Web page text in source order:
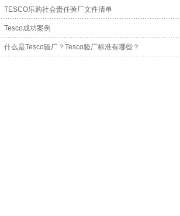
TESCO乐购社会责任验厂文件清单
Tesco成功案例
什么是Tesco验厂？Tesco验厂标准有哪些？